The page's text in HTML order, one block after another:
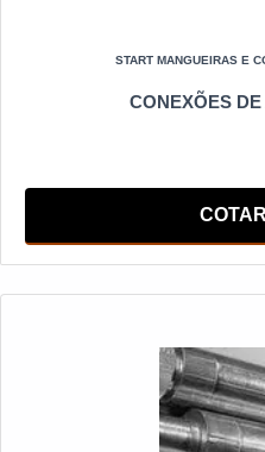
START MANGUEIRAS E
CONEXÕES